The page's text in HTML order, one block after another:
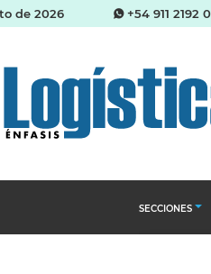
de 2026 +54 911 2192
SECCIONES